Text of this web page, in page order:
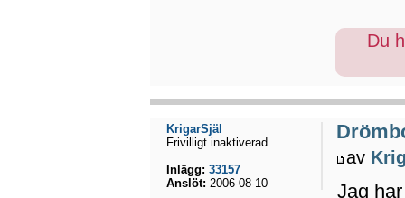
Du
av
Jag
KrigarSjäl
Frivilligt inaktiverad
Inlägg: 33157
Anslöt: 2006-08-10